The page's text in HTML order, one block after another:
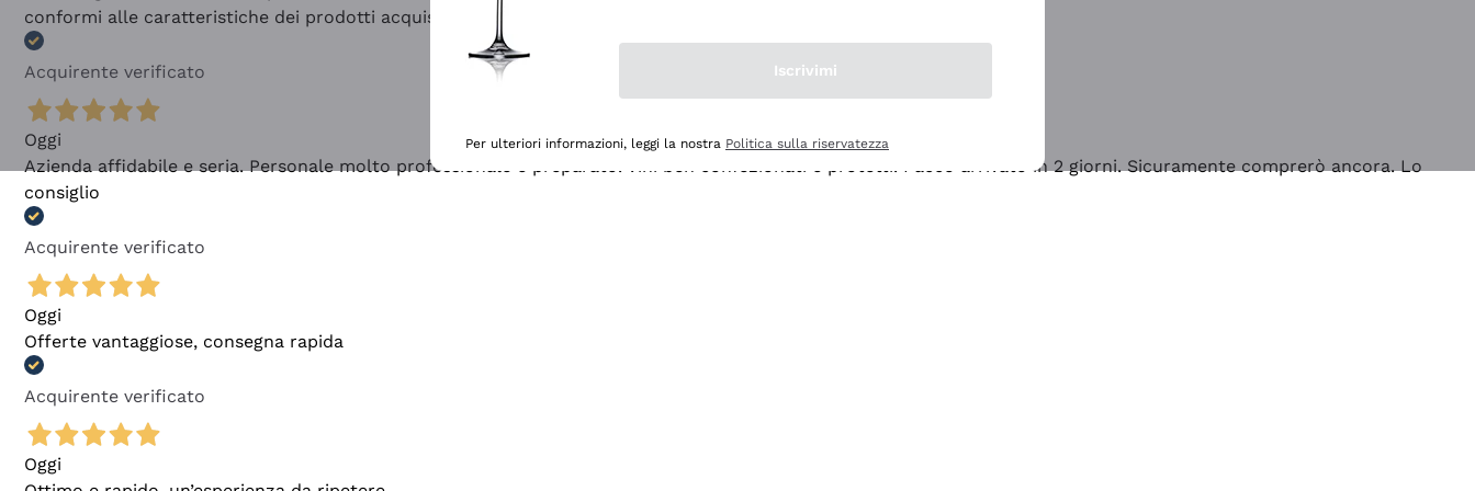
conformi alle caratteristiche dei prodotti acquistati
Acquirente verificato
Oggi
Azienda affidabile e seria. Personale molto professionale e preparato. Vini ben confezionati e protetti. Pacco arrivato in 2 giorni. Sicuramente comprerò ancora. Lo
consiglio
Acquirente verificato
Oggi
Offerte vantaggiose, consegna rapida
Acquirente verificato
Oggi
Iscrivimi
Per ulteriori informazioni, leggi la nostra Politica sulla riservatezza